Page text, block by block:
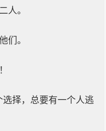
人。
们。
择，总要有一个人逃